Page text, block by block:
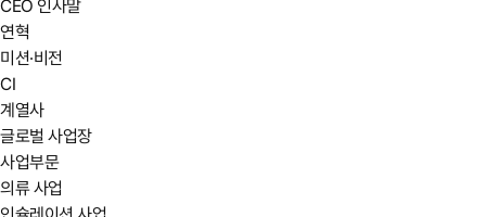
CEO 인사말
연혁
미션·비전
CI
계열사
글로벌 사업장
사업부문
의류 사업